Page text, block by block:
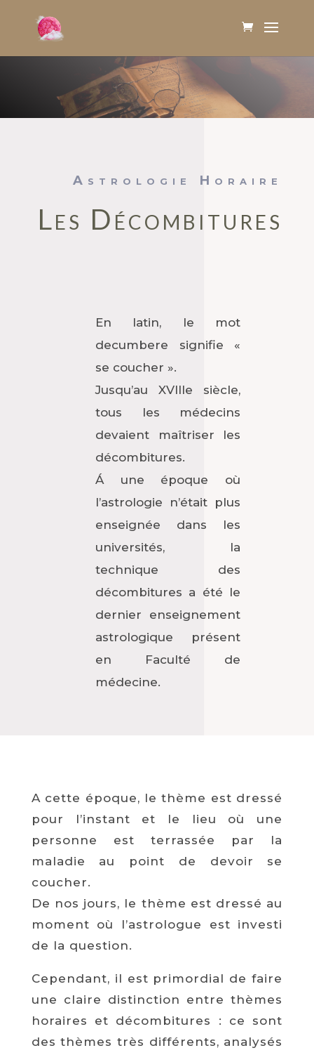
Astrologie Horaire
Les Décombitures
En latin, le mot
decumbere signifie «
se coucher ».
Jusqu’au XVIIIe siècle,
tous les médecins
devaient maîtriser les
décombitures.
Á une époque où
l’astrologie n’était plus
enseignée dans les
universités, la
technique des
décombitures a été le
dernier enseignement
astrologique présent
en Faculté de
médecine.
A cette époque, le thème est dressé
pour l’instant et le lieu où une
personne est terrassée par la
maladie au point de devoir se
coucher.
De nos jours, le thème est dressé au
moment où l’astrologue est investi
de la question.
Cependant, il est primordial de faire
une claire distinction entre thèmes
horaires et décombitures : ce sont
des thèmes très différents, analysés